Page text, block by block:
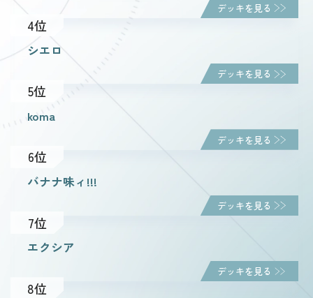
デッキを見る
4位
シエロ
デッキを見る
5位
koma
デッキを見る
6位
バナナ味ィ!!!
デッキを見る
7位
エクシア
デッキを見る
8位